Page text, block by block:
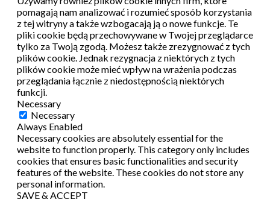
pomagają nam analizować i rozumieć sposób korzystania
z tej witryny a także wzbogacają ją o nowe funkcje. Te
pliki cookie będą przechowywane w Twojej przeglądarce
tylko za Twoją zgodą. Możesz także zrezygnować z tych
plików cookie. Jednak rezygnacja z niektórych z tych
plików cookie może mieć wpływ na wrażenia podczas
przeglądania łącznie z niedostępnością niektórych
funkcji.
Necessary
Necessary
Always Enabled
Necessary cookies are absolutely essential for the
website to function properly. This category only includes
cookies that ensures basic functionalities and security
features of the website. These cookies do not store any
personal information.
SAVE & ACCEPT